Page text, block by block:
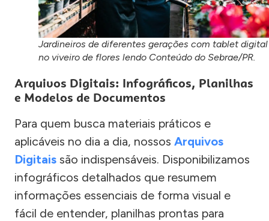
Jardineiros de diferentes gerações com tablet digital
no viveiro de flores lendo Conteúdo do Sebrae/PR.
Arquivos Digitais: Infográficos, Planilhas
e Modelos de Documentos
Para quem busca materiais práticos e
aplicáveis no dia a dia, nossos Arquivos
Digitais são indispensáveis. Disponibilizamos
infográficos detalhados que resumem
informações essenciais de forma visual e
fácil de entender, planilhas prontas para